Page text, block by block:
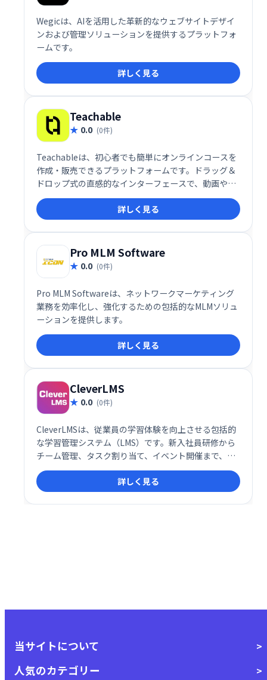
Wegicは、AIを活用した革新的なウェブサイトデザイ
ンおよび管理ソリューションを提供するプラットフォ
ームです。
詳しく見る
Teachable
0.0 (0件)
Teachableは、初心者でも簡単にオンラインコースを
作成・販売できるプラットフォームです。ドラッグ＆
ドロップ式の直感的なインターフェースで、動画やク
イズなどを自由に組み込み、プロフェッショナルなコ
ースを制作できます。高い自由度と柔軟性を備え、幅
広い学習ニーズに対応します。多くの利用者に支持さ
れ、オンライン教育ビジネスを始める最適な選択肢で
す。
詳しく見る
Pro MLM Software
0.0 (0件)
Pro MLM Softwareは、ネットワークマーケティング
業務を効率化し、強化するための包括的なMLMソリュ
ーションを提供します。
詳しく見る
CleverLMS
0.0 (0件)
CleverLMSは、従業員の学習体験を向上させる包括的
な学習管理システム（LMS）です。新入社員研修から
チーム管理、タスク割り当て、イベント開催まで、組
織の学習ニーズを網羅します。ゲーミフィケーション
やフィードバック機能でエンゲージメントを高め、ダ
ッシュボードによるデータ分析で効果的な意思決定を
支援します。直感的なUI、モバイル対応、カスタムブ
詳しく見る
当サイトについて
人気のカテゴリー